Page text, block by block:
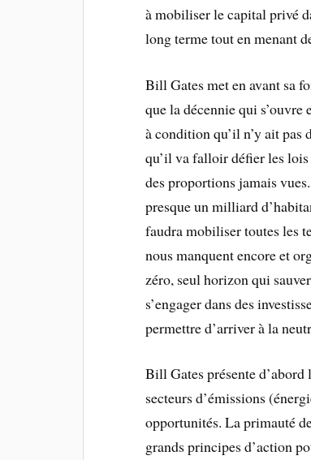
à mobiliser le capital privé
long terme tout en menant
Bill Gates met en avant sa
que la décennie qui
à condition qu’il n’y ait pas
qu’il va falloir défier les lois
des proportions jamais
presque un milliard
faudra mobiliser toutes les
nous manquent encore et
zéro, seul horizon qui
s’engager dans des
permettre d’arriver à la
Bill Gates présente
secteurs d’émissions
opportunités. La primauté
grands principes d’action